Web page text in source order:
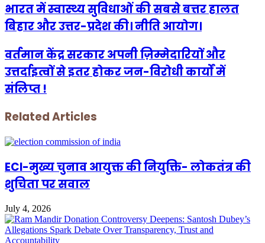
भारत में स्वास्थ्य सुविधाओं की सबसे बत्तर हालत
बिहार और उत्तर-प्रदेश की। नीति आयोग।
वर्तमान केंद्र सरकार अपनी ज़िम्मेदारियों और
उत्तर्दाइत्वों से इतर होकर जन-विरोधी कार्यों में
संलिप्त !
Related Articles
ECI-मुख्य चुनाव आयुक्त की नियुक्ति- लोकतंत्र की
शुचिता पर सवाल
July 4, 2026